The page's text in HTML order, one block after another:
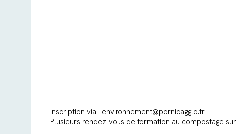
Inscription via : environnement@pornicagglo.fr
Plusieurs rendez-vous de formation au compostage